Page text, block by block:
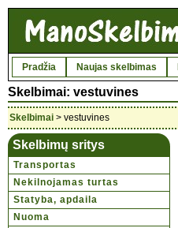
Pradžia Naujas skelbimas
Skelbimai: vestuvines
Skelbimai > vestuvines
Skelbimų sritys
Transportas
Nekilnojamas turtas
Statyba, apdaila
Nuoma